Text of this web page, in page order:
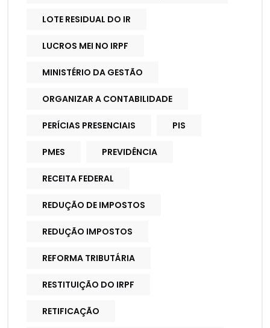
LOTE RESIDUAL DO IR
LUCROS MEI NO IRPF
MINISTÉRIO DA GESTÃO
ORGANIZAR A CONTABILIDADE
PERÍCIAS PRESENCIAIS PIS
PMES PREVIDÊNCIA
RECEITA FEDERAL
REDUÇÃO DE IMPOSTOS
REDUÇÃO IMPOSTOS
REFORMA TRIBUTÁRIA
RESTITUIÇÃO DO IRPF
RETIFICAÇÃO